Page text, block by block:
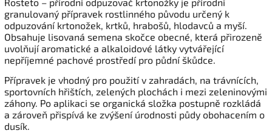
granulovaný přípravek rostlinného původu určený k
odpuzování krtonožek, krtků, hrabošů, hlodavců a myší.
Obsahuje lisovaná semena skočce obecné, která přirozeně
uvolňují aromatické a alkaloidové látky vytvářející
nepříjemné pachové prostředí pro půdní škůdce.
Přípravek je vhodný pro použití v zahradách, na trávnících,
sportovních hřištích, zelených plochách i mezi zeleninovými
záhony. Po aplikaci se organická složka postupně rozkládá
a zároveň přispívá ke zvýšení úrodnosti půdy obohacením o
dusík.